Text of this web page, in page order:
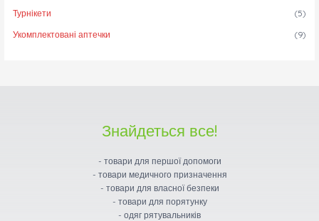
Турнікети
(5)
Укомплектовані аптечки
(9)
Знайдеться все!
- товари для першої допомоги
- товари медичного призначення
- товари для власної безпеки
- товари для порятунку
- одяг рятувальників